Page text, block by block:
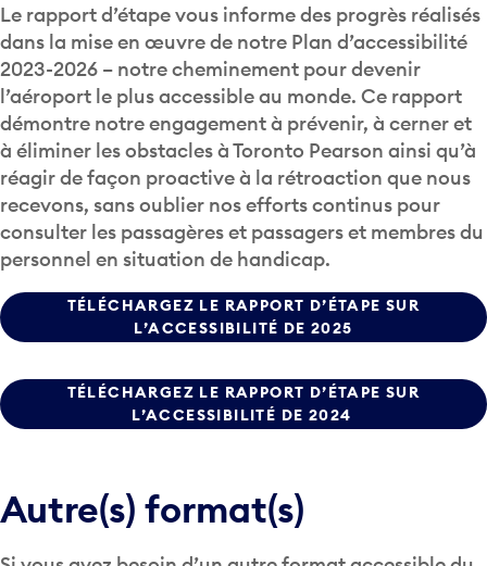
Le rapport d’étape vous informe des progrès réalisés
dans la mise en œuvre de notre Plan d’accessibilité
2023-2026 – notre cheminement pour devenir
l’aéroport le plus accessible au monde. Ce rapport
démontre notre engagement à prévenir, à cerner et
à éliminer les obstacles à Toronto Pearson ainsi qu’à
réagir de façon proactive à la rétroaction que nous
recevons, sans oublier nos efforts continus pour
consulter les passagères et passagers et membres du
personnel en situation de handicap.
TÉLÉCHARGEZ LE RAPPORT D’ÉTAPE SUR
L’ACCESSIBILITÉ DE 2025
TÉLÉCHARGEZ LE RAPPORT D’ÉTAPE SUR
L’ACCESSIBILITÉ DE 2024
Autre(s) format(s)